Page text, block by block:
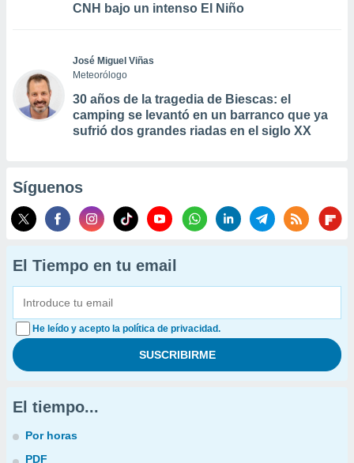
CNH bajo un intenso El Niño
José Miguel Viñas
Meteorólogo
30 años de la tragedia de Biescas: el
camping se levantó en un barranco que ya
sufrió dos grandes riadas en el siglo XX
Síguenos
El Tiempo en tu email
He leído y acepto la política de privacidad.
El tiempo...
Por horas
PDF